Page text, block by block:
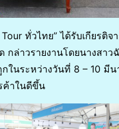
ทั่วไทย” ได้รับเกียรติ
กล่าวรายงานโดยนางสา
ในระหว่างวันที่ 8 – 10 มี
ค้าในดีขึ้น